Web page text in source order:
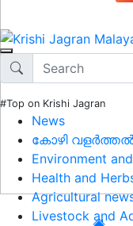
#Top on Krishi Jagran
News
കോഴി
Environment
Health and
Agricultural
Livestock and